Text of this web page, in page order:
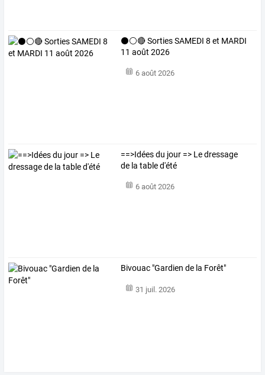
⚫⚪🔴 Sorties SAMEDI 8 et MARDI
11 août 2026
6 août 2026
==>Idées du jour => Le dressage
de la table d'été
6 août 2026
Bivouac "Gardien de la Forêt"
31 juil. 2026